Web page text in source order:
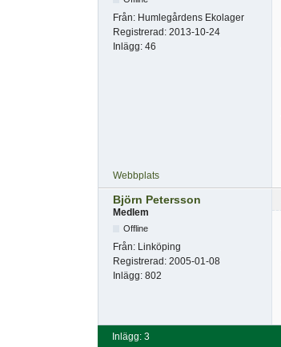
Från: Humlegårdens Ekolager
Registrerad: 2013-10-24
Inlägg: 46
Webbplats
Björn Petersson
Medlem
Offline
Från: Linköping
Registrerad: 2005-01-08
Inlägg: 802
Inlägg: 3